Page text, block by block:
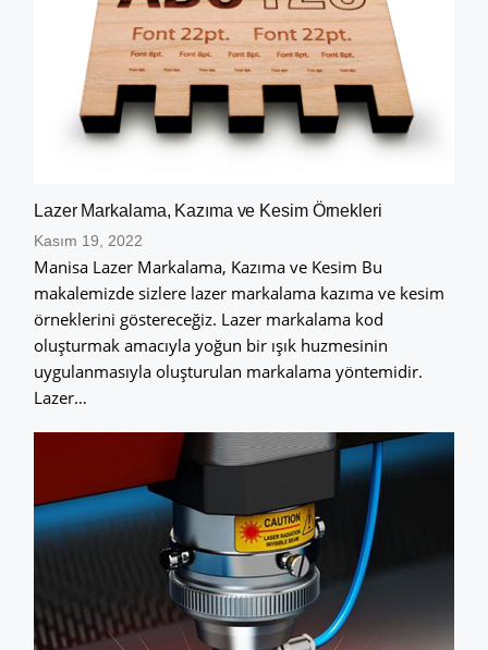
Lazer Markalama, Kazıma ve Kesim Örnekleri
Kasım 19, 2022
Manisa Lazer Markalama, Kazıma ve Kesim Bu
makalemizde sizlere lazer markalama kazıma ve kesim
örneklerini göstereceğiz. Lazer markalama kod
oluşturmak amacıyla yoğun bir ışık huzmesinin
uygulanmasıyla oluşturulan markalama yöntemidir.
Lazer…